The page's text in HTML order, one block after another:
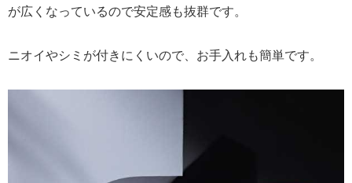
が広くなっているので安定感も抜群です。
ニオイやシミが付きにくいので、お手入れも簡単です。